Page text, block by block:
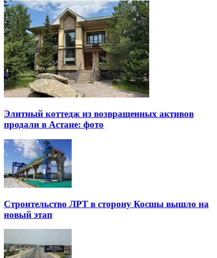
Элитный коттедж из возвращенных активов
продали в Астане: фото
Строительство ЛРТ в сторону Косшы вышло на
новый этап